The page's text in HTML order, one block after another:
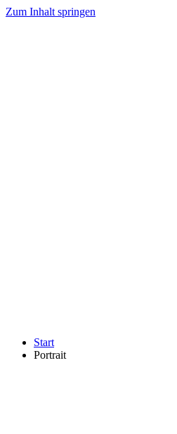
Zum Inhalt springen
Start
Portrait